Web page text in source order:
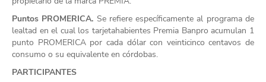
Puntos PROMERICA. Se refiere específicamente al programa de
lealtad en el cual los tarjetahabientes Premia Banpro acumulan 1
punto PROMERICA por cada dólar con veinticinco centavos de
consumo o su equivalente en córdobas.
PARTICIPANTES